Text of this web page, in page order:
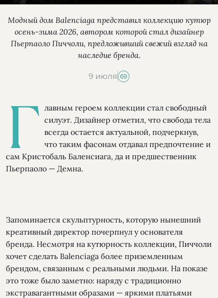
Модный дом Balenciaga представил коллекцию кутюр
осень-зима 2026, автором которой стал дизайнер
Пьерпаоло Пиччоли, предложивший свежий взгляд на
наследие бренда.
9 июля
Г лавным героем коллекции стал свободный
силуэт. Дизайнер отметил, что свобода тела
всегда остается актуальной, подчеркнув,
что таким фасонам отдавал предпочтение и
сам Кристобаль Баленсиага, да и предшественник
Пьерпаоло — Демна.
Запоминается скульптурность, которую нынешний
креативный директор почерпнул у основателя
бренда. Несмотря на кутюрность коллекции, Пиччоли
хочет сделать Balenciaga более приземленным
брендом, связанным с реальными людьми. На показе
это тоже было заметно: наряду с традиционно
экстравагантными образами — яркими платьями